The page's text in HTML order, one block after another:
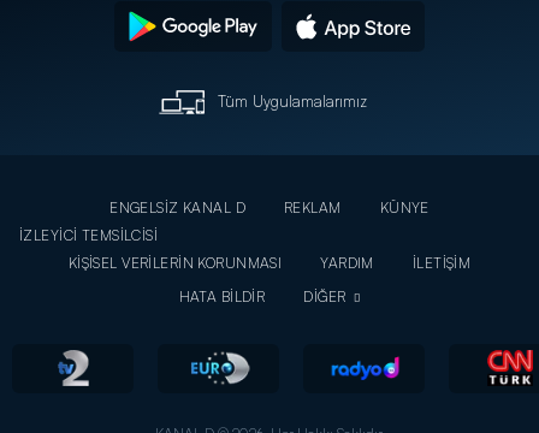
Tüm Uygulamalarımız
ENGELSİZ KANAL D REKLAM
KÜNYE
İZLEYİCİ TEMSİLCİSİ
KİŞİSEL VERİLERİN KORUNMASI
YARDIM
İLETİŞİM
HATA BİLDİR
DİĞER